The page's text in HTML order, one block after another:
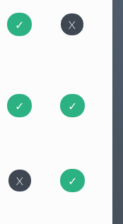
✓ X
✓ ✓
X ✓